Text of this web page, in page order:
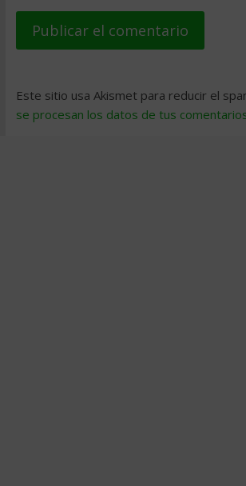
Este sitio usa Akismet para reducir el
se procesan los datos de tus